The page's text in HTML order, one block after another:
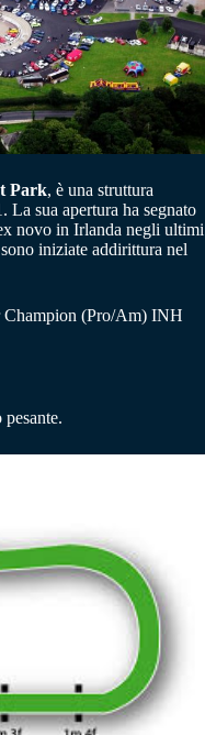
Park, è una struttura
La sua apertura ha segnato
novo in Irlanda negli ultimi
iniziate addirittura nel
(Pro/Am) INH